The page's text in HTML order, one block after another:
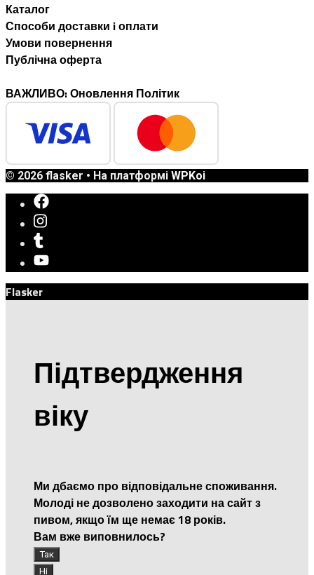
Каталог
Способи доставки i оплати
Умови повернення
Публічна оферта
ВАЖЛИВО: Оновлення Політик
© 2026 flasker • На платформі WPKoi
Flasker
Підтвердження
віку
Ми дбаємо про відповідальне споживання.
Молоді не дозволено заходити на сайт з
пивом, якщо їм ще немає 18 років.
Вам вже виповнилось?